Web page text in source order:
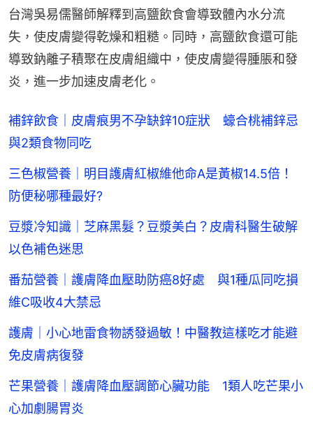
台灣吳易儒醫師解釋到高鹽飲食會導致體內水分流
失，使皮膚變得乾燥和粗糙。同時，高鹽飲食還可能
導致鈉離子積聚在皮膚組織中，使皮膚變得腫脹和發
炎，進一步加速皮膚老化。
補鋅飲食｜皮膚痕男不孕缺鋅10症狀 蠔合桃補鋅忌
與2類食物同吃
三色椒營養｜明目護膚紅椒維他命A是黃椒14.5倍！
防便秘哪種最好?
豆漿冷知識｜芝麻黑髮？豆漿美白？皮膚科醫生破解
以色補色迷思
番茄營養｜護膚降血壓助防癌8好處 與1種瓜同吃損
維C吸收4大禁忌
護膚｜小心地雷食物誘發過敏！中醫教這樣吃才能避
免皮膚病復發
芒果營養｜護膚降血壓調節心臟功能 1類人吃芒果小
心加劇腸胃炎